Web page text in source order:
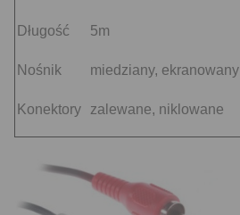
Długość 5m
Nośnik miedziany, ekranowany
Konektory zalewane, niklowane